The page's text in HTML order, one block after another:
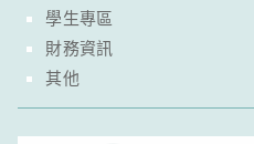
學生專區
財務資訊
其他